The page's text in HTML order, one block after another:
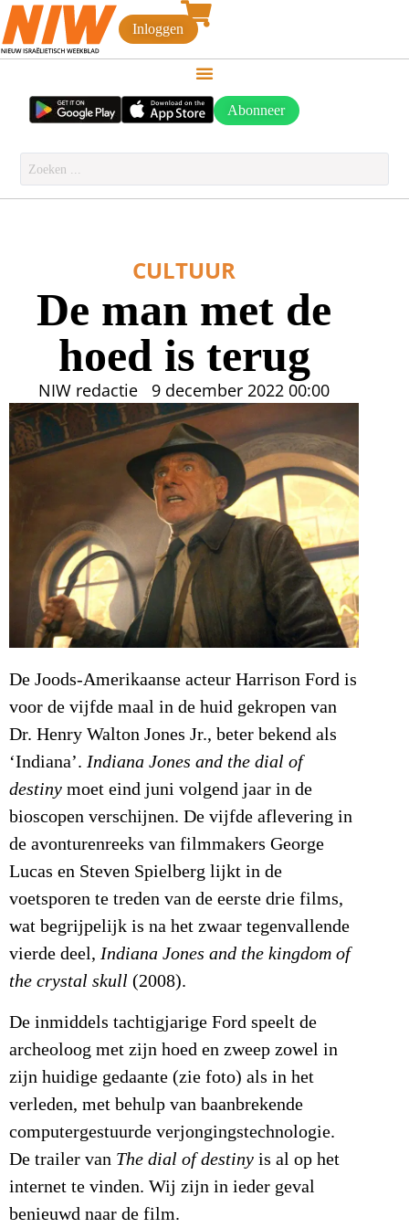
Inloggen
Abonneer
CULTUUR
De man met de
hoed is terug
NIW redactie 9 december 2022 00:00
De Joods-Amerikaanse acteur Harrison Ford is
voor de vijfde maal in de huid gekropen van
Dr. Henry Walton Jones Jr., beter bekend als
‘Indiana’. Indiana Jones and the dial of
destiny moet eind juni volgend jaar in de
bioscopen verschijnen. De vijfde aflevering in
de avonturenreeks van filmmakers George
Lucas en Steven Spielberg lijkt in de
voetsporen te treden van de eerste drie films,
wat begrijpelijk is na het zwaar tegenvallende
vierde deel, Indiana Jones and the kingdom of
the crystal skull (2008).
De inmiddels tachtigjarige Ford speelt de
archeoloog met zijn hoed en zweep zowel in
zijn huidige gedaante (zie foto) als in het
verleden, met behulp van baanbrekende
computergestuurde verjongingstechnologie.
De trailer van The dial of destiny is al op het
internet te vinden. Wij zijn in ieder geval
benieuwd naar de film.